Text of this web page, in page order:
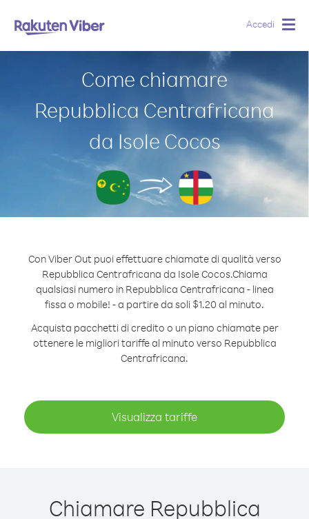
Accedi
Come chiamare
Repubblica Centrafricana
da Isole Cocos
Con Viber Out puoi effettuare chiamate di qualità verso
Repubblica Centrafricana da Isole Cocos.Chiama
qualsiasi numero in Repubblica Centrafricana - linea
fissa o mobile! - a partire da soli $1.20 al minuto.
Acquista pacchetti di credito o un piano chiamate per
ottenere le migliori tariffe al minuto verso Repubblica
Centrafricana.
Visualizza tariffe
Chiamare Repubblica